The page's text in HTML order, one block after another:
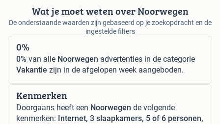
Wat je moet weten over Noorwegen
De onderstaande waarden zijn gebaseerd op je zoekopdracht en de
ingestelde filters
0%
0% van alle Noorwegen advertenties in de categorie
Vakantie zijn in de afgelopen week aangeboden.
Kenmerken
Doorgaans heeft een Noorwegen de volgende
kenmerken: Internet, 3 slaapkamers, 5 of 6 personen,